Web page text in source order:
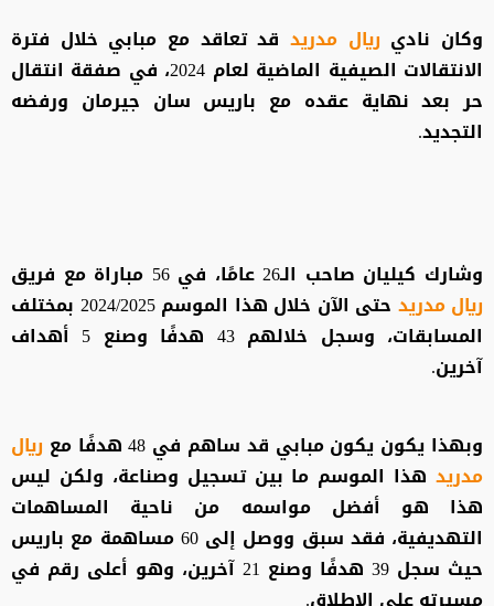
وكان نادي ريال مدريد قد تعاقد مع مبابي خلال فترة
الانتقالات الصيفية الماضية لعام 2024، في صفقة انتقال
حر بعد نهاية عقده مع باريس سان جيرمان ورفضه
التجديد.
وشارك كيليان صاحب الـ26 عامًا، في 56 مباراة مع فريق
ريال مدريد
حتى الآن خلال هذا الموسم 2024/2025 بمختلف
المسابقات، وسجل خلالهم 43 هدفًا وصنع 5 أهداف
آخرين.
وبهذا يكون يكون مبابي قد ساهم في 48 هدفًا مع
ريال
مدريد هذا الموسم ما بين تسجيل وصناعة، ولكن ليس
هذا هو أفضل مواسمه من ناحية المساهمات
التهديفية، فقد سبق ووصل إلى 60 مساهمة مع باريس
حيث سجل 39 هدفًا وصنع 21 آخرين، وهو أعلى رقم في